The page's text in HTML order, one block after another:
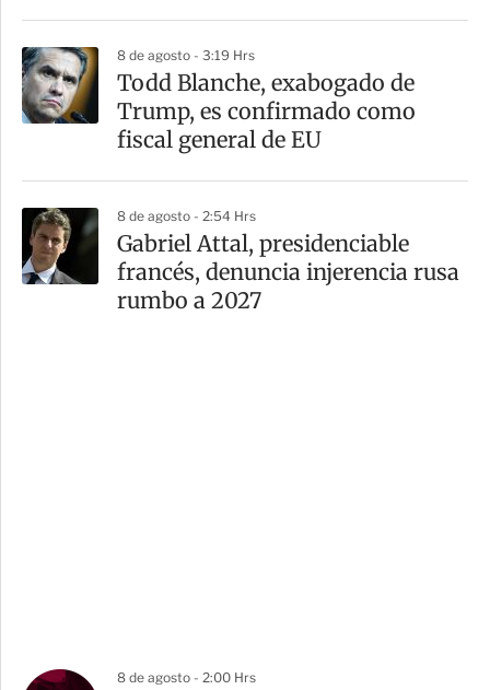
8 de agosto - 3:19 Hrs
Todd Blanche, exabogado de
Trump, es confirmado como
fiscal general de EU
8 de agosto - 2:54 Hrs
Gabriel Attal, presidenciable
francés, denuncia injerencia rusa
rumbo a 2027
8 de agosto - 2:00 Hrs